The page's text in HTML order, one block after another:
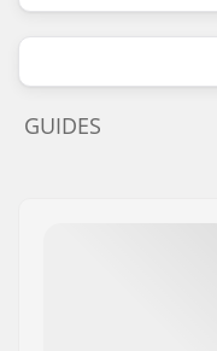
GUIDES